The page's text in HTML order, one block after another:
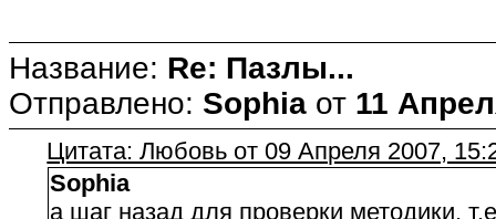
Название: Re: Пазлы...
Отправлено: Sophia от 11
Цитата: Любовь от 09 Апреля 2007,
Sophia
а шаг назад для проверки методики,